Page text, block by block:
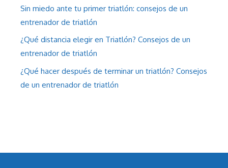
Sin miedo ante tu primer triatlón: consejos de un
entrenador de triatlón
¿Qué distancia elegir en Triatlón? Consejos de un
entrenador de triatlón
¿Qué hacer después de terminar un triatlón? Consejos
de un entrenador de triatlón